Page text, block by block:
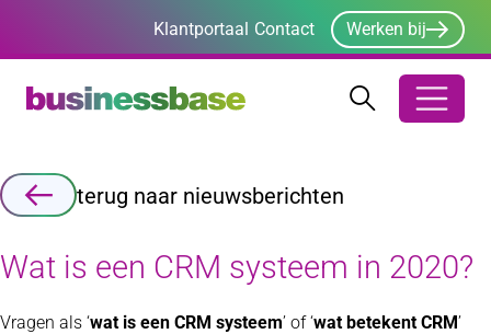
Klantportaal Contact Werken bij
Zoeken Zoeken
terug naar nieuwsberichten
Wat is een CRM systeem in 2020?
Vragen als ‘wat is een CRM systeem’ of ‘wat betekent CRM’